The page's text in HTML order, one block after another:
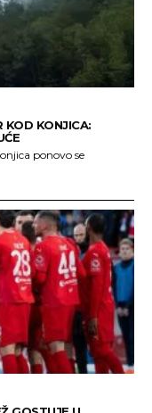
KOD KONJICA:
ponovo se